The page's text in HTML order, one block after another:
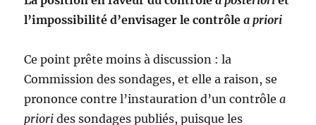
l’impossibilité d’envisager le contrôle a priori
Ce point prête moins à discussion : la
Commission des sondages, et elle a raison, se
prononce contre l’instauration d’un contrôle a
priori des sondages publiés, puisque les